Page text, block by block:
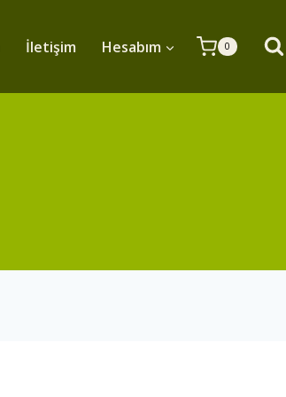
İletişim Hesabım 0